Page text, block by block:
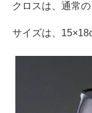
クロスは、通常
サイズは、